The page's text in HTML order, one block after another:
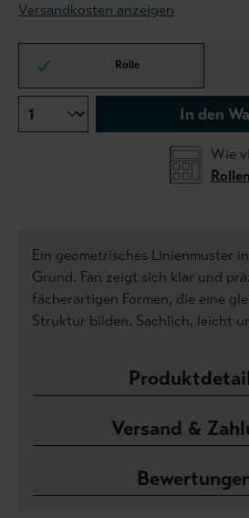
Versandkosten anzeigen
Rolle
In den
Wie
Ein geometrisches Linienmuster
Grund. Fan zeigt sich klar und
fächerartigen Formen, die eine
Struktur bilden. Sachlich, leicht
Versand &